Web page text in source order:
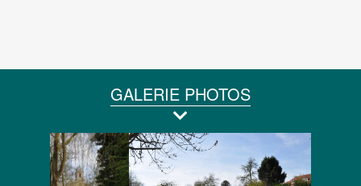
GALERIE PHOTOS